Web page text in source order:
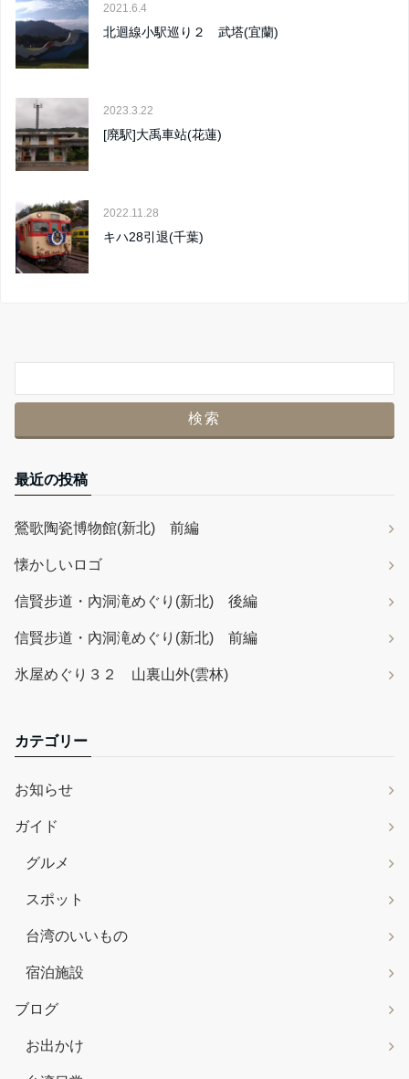
2021.6.4
北迴線小駅巡り２ 武塔(宜蘭)
2023.3.22
[廃駅]大禹車站(花蓮)
2022.11.28
キハ28引退(千葉)
最近の投稿
鶯歌陶瓷博物館(新北) 前編
懐かしいロゴ
信賢步道・內洞滝めぐり(新北) 後編
信賢步道・內洞滝めぐり(新北) 前編
氷屋めぐり３２ 山裏山外(雲林)
カテゴリー
お知らせ
ガイド
グルメ
スポット
台湾のいいもの
宿泊施設
ブログ
お出かけ